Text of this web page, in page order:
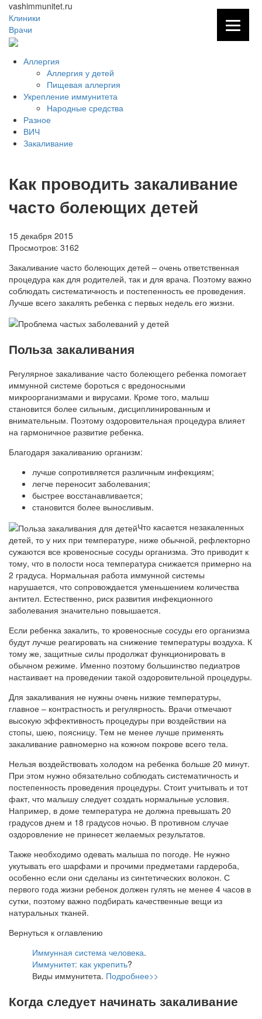
vashimmunitet.ru
Клиники
Врачи
Аллергия
Аллергия у детей
Пищевая аллергия
Укрепление иммунитета
Народные средства
Разное
ВИЧ
Закаливание
Как проводить закаливание
часто болеющих детей
15 декабря 2015
Просмотров: 3162
Закаливание часто болеющих детей – очень ответственная
процедура как для родителей, так и для врача. Поэтому важно
соблюдать систематичность и постепенность ее проведения.
Лучше всего закалять ребенка с первых недель его жизни.
Польза закаливания
Регулярное закаливание часто болеющего ребенка помогает
иммунной системе бороться с вредоносными
микроорганизмами и вирусами. Кроме того, малыш
становится более сильным, дисциплинированным и
внимательным. Поэтому оздоровительная процедура влияет
на гармоничное развитие ребенка.
Благодаря закаливанию организм:
лучше сопротивляется различным инфекциям;
легче переносит заболевания;
быстрее восстанавливается;
становится более выносливым.
Что касается незакаленных
детей, то у них при температуре, ниже обычной, рефлекторно
сужаются все кровеносные сосуды организма. Это приводит к
тому, что в полости носа температура снижается примерно на
2 градуса. Нормальная работа иммунной системы
нарушается, что сопровождается уменьшением количества
антител. Естественно, риск развития инфекционного
заболевания значительно повышается.
Если ребенка закалить, то кровеносные сосуды его организма
будут лучше реагировать на снижение температуры воздуха. К
тому же, защитные силы продолжат функционировать в
обычном режиме. Именно поэтому большинство педиатров
настаивает на проведении такой оздоровительной процедуры.
Для закаливания не нужны очень низкие температуры,
главное – контрастность и регулярность. Врачи отмечают
высокую эффективность процедуры при воздействии на
стопы, шею, поясницу. Тем не менее лучше применять
закаливание равномерно на кожном покрове всего тела.
Нельзя воздействовать холодом на ребенка больше 20 минут.
При этом нужно обязательно соблюдать систематичность и
постепенность проведения процедуры. Стоит учитывать и тот
факт, что малышу следует создать нормальные условия.
Например, в доме температура не должна превышать 20
градусов днем и 18 градусов ночью. В противном случае
оздоровление не принесет желаемых результатов.
Также необходимо одевать малыша по погоде. Не нужно
укутывать его шарфами и прочими предметами гардероба,
особенно если они сделаны из синтетических волокон. С
первого года жизни ребенок должен гулять не менее 4 часов в
сутки, поэтому важно подбирать качественные вещи из
натуральных тканей.
Вернуться к оглавлению
Иммунная система человека.
Иммунитет: как укрепить?
Виды иммунитета. Подробнее>>
Когда следует начинать закаливание